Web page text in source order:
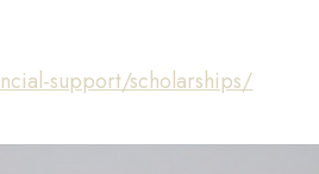
support/scholarships/